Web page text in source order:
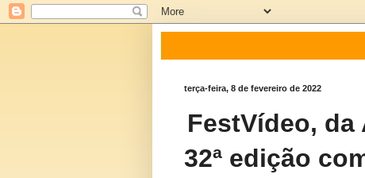
terça-feira, 8 de fevereiro de 2022
FestVídeo, da
32ª edição